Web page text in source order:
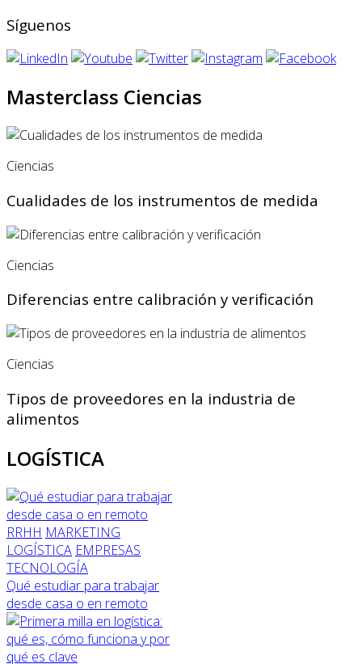
Síguenos
Masterclass Ciencias
Ciencias
Cualidades de los instrumentos de medida
Ciencias
Diferencias entre calibración y verificación
Ciencias
Tipos de proveedores en la industria de
alimentos
LOGÍSTICA
RRHH MARKETING
LOGÍSTICA EMPRESAS
TECNOLOGÍA
Qué estudiar para trabajar
desde casa o en remoto